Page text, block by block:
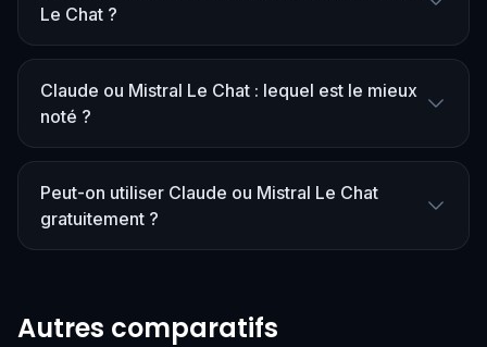
Le Chat ?
Claude ou Mistral Le Chat : lequel est le mieux
noté ?
Peut-on utiliser Claude ou Mistral Le Chat
gratuitement ?
Autres comparatifs